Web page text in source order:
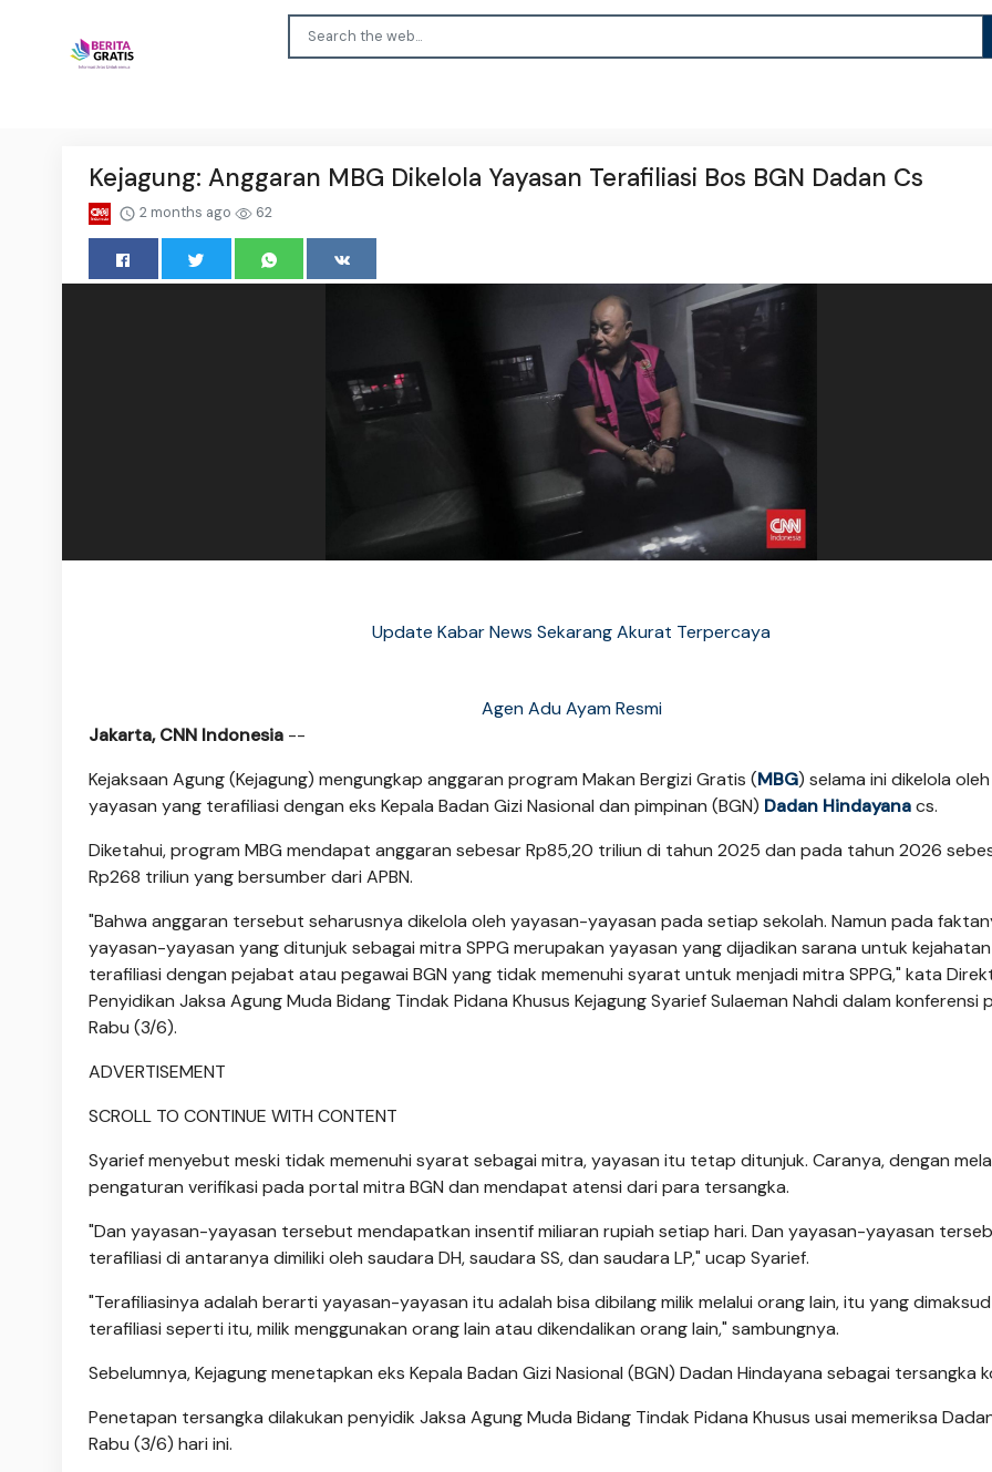
Kejagung: Anggaran MBG Dikelola Yayasan Terafiliasi Bos BGN Dadan Cs
2 months ago 62
Update Kabar News Sekarang Akurat Terpercaya
Agen Adu Ayam Resmi
Jakarta, CNN Indonesia --
Kejaksaan Agung (Kejagung) mengungkap anggaran program Makan Bergizi Gratis (MBG) selama ini dikelola oleh
yayasan yang terafiliasi dengan eks Kepala Badan Gizi Nasional dan pimpinan (BGN) Dadan Hindayanacs.
Diketahui, program MBG mendapat anggaran sebesar Rp85,20 triliun di tahun 2025 dan pada tahun 2026
Rp268 triliun yang bersumber dari APBN.
"Bahwa anggaran tersebut seharusnya dikelola oleh yayasan-yayasan pada setiap sekolah. Namun pada
yayasan-yayasan yang ditunjuk sebagai mitra SPPG merupakan yayasan yang dijadikan sarana untuk
terafiliasi dengan pejabat atau pegawai BGN yang tidak memenuhi syarat untuk menjadi mitra SPPG," kata
Penyidikan Jaksa Agung Muda Bidang Tindak Pidana Khusus Kejagung Syarief Sulaeman Nahdi dalam konferensi
Rabu (3/6).
ADVERTISEMENT
SCROLL TO CONTINUE WITH CONTENT
Syarief menyebut meski tidak memenuhi syarat sebagai mitra, yayasan itu tetap ditunjuk. Caranya, dengan
pengaturan verifikasi pada portal mitra BGN dan mendapat atensi dari para tersangka.
"Dan yayasan-yayasan tersebut mendapatkan insentif miliaran rupiah setiap hari. Dan yayasan-yayasan
terafiliasi di antaranya dimiliki oleh saudara DH, saudara SS, dan saudara LP," ucap Syarief.
"Terafiliasinya adalah berarti yayasan-yayasan itu adalah bisa dibilang milik melalui orang lain, itu yang dimaksud
terafiliasi seperti itu, milik menggunakan orang lain atau dikendalikan orang lain," sambungnya.
Sebelumnya, Kejagung menetapkan eks Kepala Badan Gizi Nasional (BGN) Dadan Hindayana sebagai tersangka
Penetapan tersangka dilakukan penyidik Jaksa Agung Muda Bidang Tindak Pidana Khusus usai memeriksa
Rabu (3/6) hari ini.